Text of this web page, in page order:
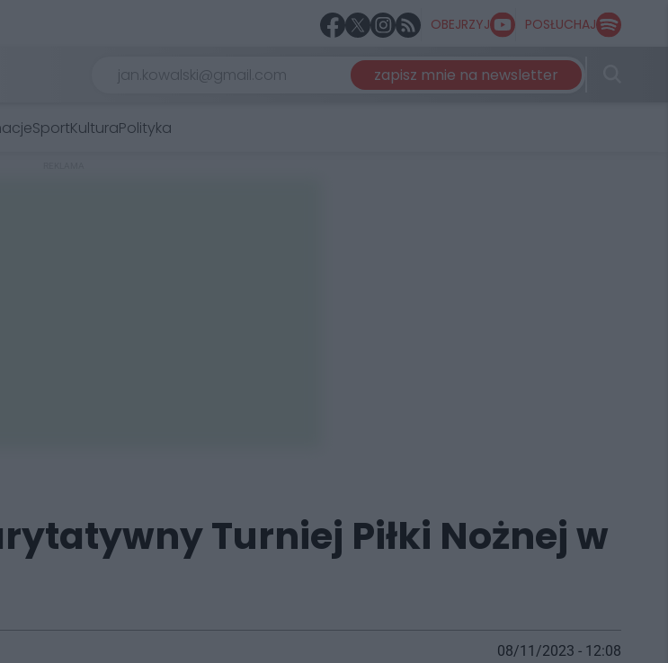
OBEJRZYJ POSŁUCHAJ
zapisz mnie na newsletter
SportKulturaPolityka
Turniej Piłki Nożnej w
08/11/2023 - 12:08